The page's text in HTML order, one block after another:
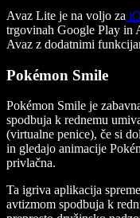
Avaz Lite je na voljo za
trgovinah Google Play in
Avaz z dodatnimi
Pokémon Smile
Pokémon Smile je
spodbuja k rednemu
(virtualne penice), če si
in gledajo animacije
privlačna.
Ta igriva aplikacija
avtizmom spodbuja k